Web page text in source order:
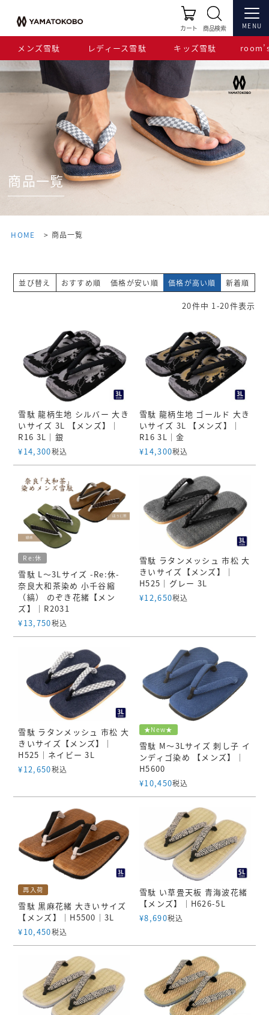
カート 商品検索
メンズ雪駄 レディース雪駄 キッズ雪駄
MENU
商品一覧
HOME 商品一覧
並び替え おすすめ順 価格が安い順 価格が高い順 新着順
20件中 1-20件表示
雪駄 龍柄生地 シルバー 大き
いサイズ 3L 【メンズ】｜
R16 3L｜銀
¥14,300税込
雪駄 龍柄生地 ゴールド 大き
いサイズ 3L 【メンズ】｜
R16 3L｜金
¥14,300税込
Re:休
雪駄 L～3Lサイズ -Re:休-
奈良大和茶染め 小千谷縮
（縞） のぞき花緒【メン
ズ】｜R2031
¥13,750税込
雪駄 ラタンメッシュ 市松 大
きいサイズ【メンズ】｜
H525｜グレー 3L
¥12,650税込
雪駄 ラタンメッシュ 市松 大
きいサイズ【メンズ】｜
H525｜ネイビー 3L
¥12,650税込
★New★
雪駄 M～3Lサイズ 刺し子 イ
ンディゴ染め 【メンズ】｜
H5600
¥10,450税込
再入荷
雪駄 黒麻花緒 大きいサイズ
【メンズ】｜H5500｜3L
¥10,450税込
雪駄 い草畳天板 青海波花緒
【メンズ】｜H626-5L
¥8,690税込